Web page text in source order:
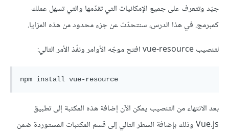
جيّد وتتعرف على جميع الإمكانيات التي تقدّمها والتي تسهل عملك
كمبرمج. في هذا الدرس، سنتحدّث عن جزء محدود من هذه المزايا.
لتنصيب vue-resource افتح موجّه الأوامر ونفّذ الأمر التالي:
بعد الانتهاء من التنصيب يمكن الآن إضافة هذه المكتبة إلى تطبيق
Vue.js وذلك بإضافة السطر التالي إلى قسم المكتبات المستوردة ضمن